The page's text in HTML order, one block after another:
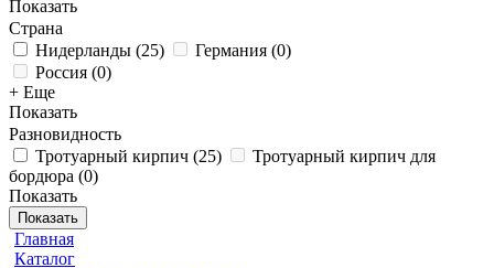
Показать
Страна
Нидерланды (25) Германия (0)
Россия (0)
+ Еще
Показать
Разновидность
Тротуарный кирпич (25)
Тротуарный кирпич для
бордюра (0)
Показать
Показать
Главная
Каталог